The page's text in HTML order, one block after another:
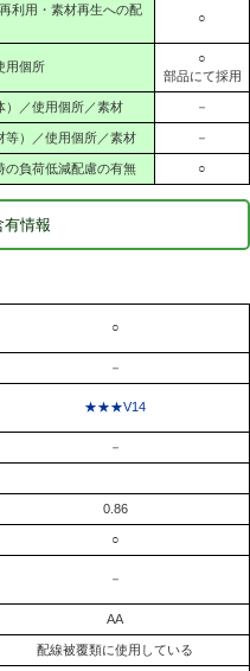
利用・素材再生への配
○
用個所
○
部品にて採用
）／使用個所／素材 －
等）／使用個所／素材 －
の負荷低減配慮の有無 ○
情報
○
－
★★★V14
－
0.86
○
－
AA
配線被覆類に使用している